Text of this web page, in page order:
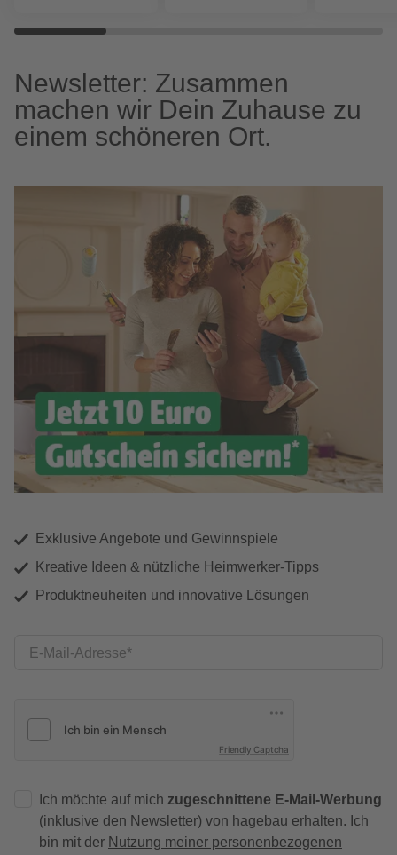
Newsletter: Zusammen
machen wir Dein Zuhause zu
einem schöneren Ort.
Exklusive Angebote und Gewinnspiele
Kreative Ideen & nützliche Heimwerker-Tipps
Produktneuheiten und innovative Lösungen
E-Mail-Adresse
Friendly Captcha
Ich möchte auf mich zugeschnittene E-Mail-Werbung
(inklusive den Newsletter) von hagebau erhalten. Ich
bin mit der Nutzung meiner personenbezogenen